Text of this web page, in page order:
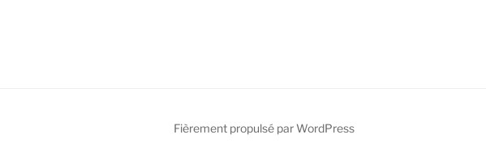
Fièrement propulsé par WordPress